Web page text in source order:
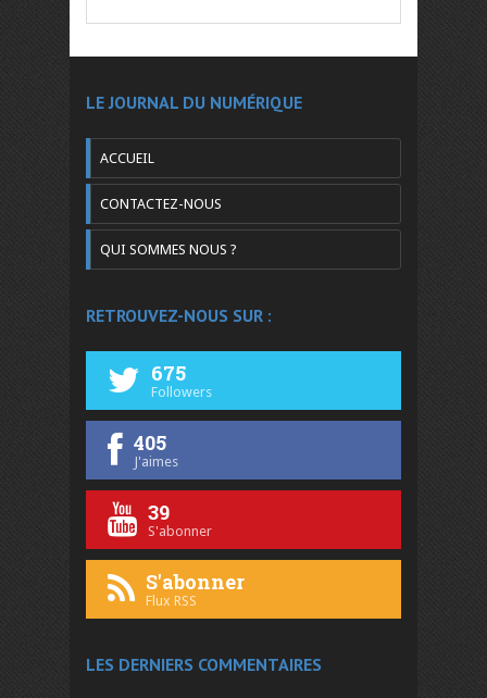
LE JOURNAL DU NUMÉRIQUE
ACCUEIL
CONTACTEZ-NOUS
QUI SOMMES NOUS ?
RETROUVEZ-NOUS SUR :
675
Followers
405
J'aimes
39
S'abonner
S'abonner
Flux RSS
LES DERNIERS COMMENTAIRES